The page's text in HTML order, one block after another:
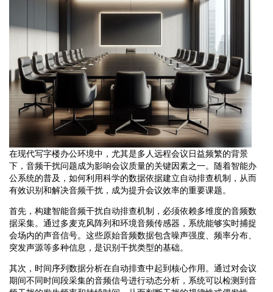
在现代写字楼办公环境中，尤其是多人远程会议日益频繁的背景
下，音频干扰问题成为影响会议质量的关键因素之一。随着智能办
公系统的普及，如何利用科学的数据依据建立自动排查机制，从而
有效识别和解决音频干扰，成为提升会议效率的重要课题。
首先，构建智能音频干扰自动排查机制，必须依赖多维度的音频数
据采集。通过多麦克风阵列和环境音频传感器，系统能够实时捕捉
会场内的声音信号。这些原始音频数据包含噪声强度、频率分布、
突发声源等多种信息，是识别干扰类型的基础。
其次，时间序列数据分析在自动排查中起到核心作用。通过对会议
期间不同时间段采集的音频信号进行动态分析，系统可以检测到音